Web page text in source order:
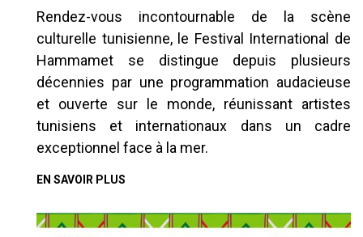
Rendez-vous incontournable de la scène
culturelle tunisienne, le Festival International de
Hammamet se distingue depuis plusieurs
décennies par une programmation audacieuse
et ouverte sur le monde, réunissant artistes
tunisiens et internationaux dans un cadre
exceptionnel face à la mer.
EN SAVOIR PLUS